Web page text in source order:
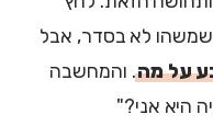
לא בסדר, אבל
על מה. והמחשבה
היא אני?"